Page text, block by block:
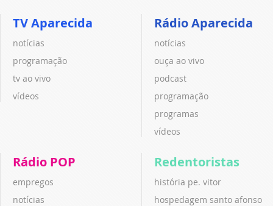
TV Aparecida
notícias
programação
tv ao vivo
vídeos
Rádio Aparecida
notícias
ouça ao vivo
podcast
programação
programas
vídeos
Rádio POP
empregos
notícias
Redentoristas
história pe. vitor
hospedagem santo afonso